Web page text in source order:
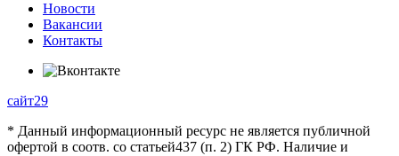
Новости
Вакансии
Контакты
сайт29
* Данный информационный ресурс не является публичной
офертой в соотв. со статьей437 (п. 2) ГК РФ. Наличие и